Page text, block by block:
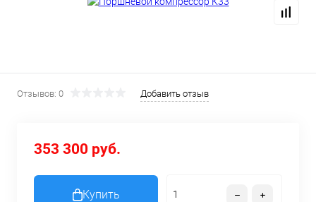
Отзывов: 0 Добавить отзыв
353 300 руб.
Купить